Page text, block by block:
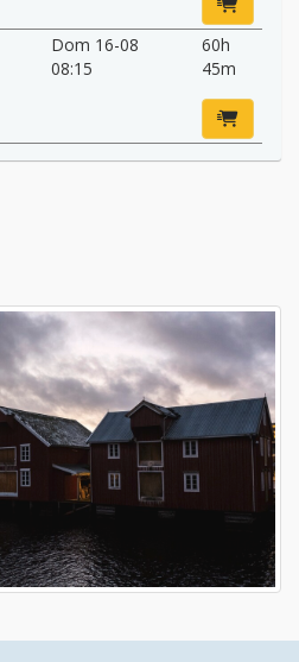
Dom 16-08
08:15
60h
45m